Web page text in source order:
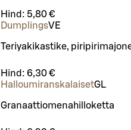
Hind: 5,80 €
DumplingsVE
Teriyakikastike,
Hind: 6,30 €
HalloumiranskalaisetGL
Granaattiomenahilloketta